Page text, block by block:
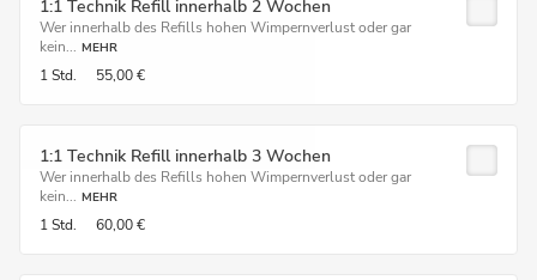
1:1 Technik Refill innerhalb 2 Wochen
Wer innerhalb des Refills hohen Wimpernverlust oder gar
kein... MEHR
1 Std. 55,00 €
1:1 Technik Refill innerhalb 3 Wochen
Wer innerhalb des Refills hohen Wimpernverlust oder gar
kein... MEHR
1 Std. 60,00 €